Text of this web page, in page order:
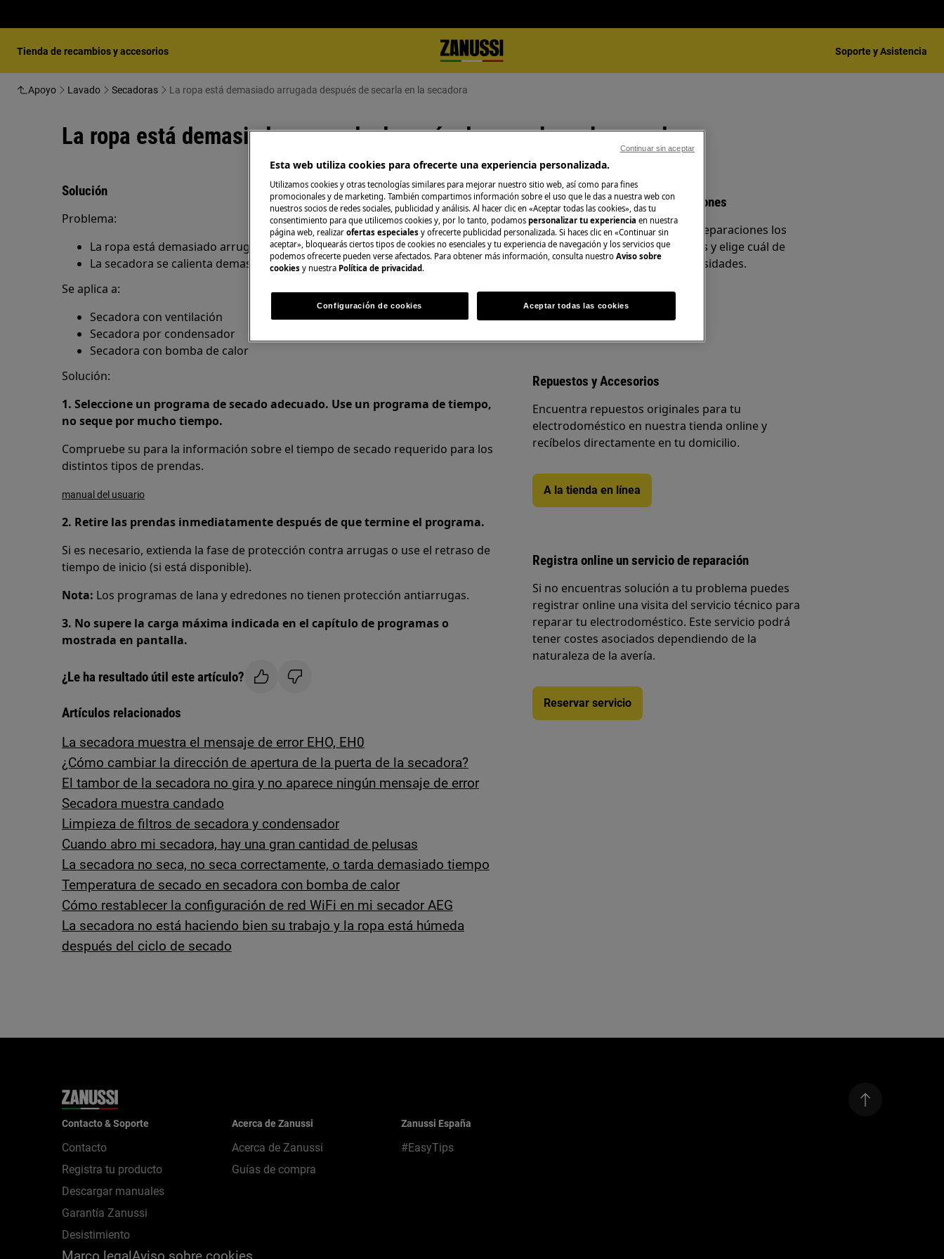
Tienda de recambios y accesorios Soporte y Asistencia
Apoyo Lavado Secadoras La ropa está demasiado arrugada después de secarla en la secadora
La ropa está demasiado arrugada después de secarla en la secadora
Solución
Problema:
La ropa está demasiado arrugada después de secarla en la secadora
La secadora se calienta demasiado
Se aplica a:
Secadora con ventilación
Secadora por condensador
Secadora con bomba de calor
Solución:
1. Seleccione un programa de secado adecuado. Use un programa de tiempo,
no seque por mucho tiempo.
Compruebe su para la información sobre el tiempo de secado requerido para los
distintos tipos de prendas.
manual del usuario
2. Retire las prendas inmediatamente después de que termine el programa.
Si es necesario, extienda la fase de protección contra arrugas o use el retraso de
tiempo de inicio (si está disponible).
Nota: Los programas de lana y edredones no tienen protección antiarrugas.
3. No supere la carga máxima indicada en el capítulo de programas o
mostrada en pantalla.
¿Le ha resultado útil este artículo?
Artículos relacionados
La secadora muestra el mensaje de error EHO, EH0
¿Cómo cambiar la dirección de apertura de la puerta de la secadora?
El tambor de la secadora no gira y no aparece ningún mensaje de error
Secadora muestra candado
Limpieza de filtros de secadora y condensador
Cuando abro mi secadora, hay una gran cantidad de pelusas
La secadora no seca, no seca correctamente, o tarda demasiado tiempo
Temperatura de secado en secadora con bomba de calor
Cómo restablecer la configuración de red WiFi en mi secador AEG
La secadora no está haciendo bien su trabajo y la ropa está húmeda
después del ciclo de secado
O consulta la página de reparaciones
Consulta en nuestra página de reparaciones los
distintos servicios de disponibles y elige cuál de
ellos se adapta mejor a tus necesidades.
Reservar servicio
Repuestos y Accesorios
Encuentra repuestos originales para tu
electrodoméstico en nuestra tienda online y
recíbelos directamente en tu domicilio.
A la tienda en línea
Registra online un servicio de reparación
Si no encuentras solución a tu problema puedes
registrar online una visita del servicio técnico para
reparar tu electrodoméstico. Este servicio podrá
tener costes asociados dependiendo de la
naturaleza de la avería.
Reservar servicio
Contacto & Soporte
Contacto
Registra tu producto
Descargar manuales
Garantía Zanussi
Desistimiento
Acerca de Zanussi
Acerca de Zanussi
Guías de compra
Zanussi España
#EasyTips
Esta web utiliza cookies para ofrecerte una experiencia personalizada.
Utilizamos cookies y otras tecnologías similares para mejorar nuestro sitio web, así como para fines
promocionales y de marketing. También compartimos información sobre el uso que le das a nuestra web con
nuestros socios de redes sociales, publicidad y análisis. Al hacer clic en «Aceptar todas las cookies», das tu
consentimiento para que utilicemos cookies y, por lo tanto, podamos personalizar tu experiencia en nuestra
página web, realizar ofertas especiales y ofrecerte publicidad personalizada. Si haces clic en «Continuar sin
aceptar», bloquearás ciertos tipos de cookies no esenciales y tu experiencia de navegación y los servicios que
podemos ofrecerte pueden verse afectados. Para obtener más información, consulta nuestro Aviso sobre
cookies y nuestra Política de privacidad.
Configuración de cookies Aceptar todas las cookies
Continuar sin aceptar